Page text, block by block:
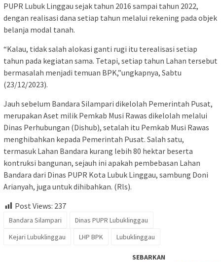
PUPR Lubuk Linggau sejak tahun 2016 sampai tahun 2022,
dengan realisasi dana setiap tahun melalui rekening pada objek
belanja modal tanah.
“Kalau, tidak salah alokasi ganti rugi itu terealisasi setiap
tahun pada kegiatan sama. Tetapi, setiap tahun Lahan tersebut
bermasalah menjadi temuan BPK,”ungkapnya, Sabtu
(23/12/2023).
Jauh sebelum Bandara Silampari dikelolah Pemerintah Pusat,
merupakan Aset milik Pemkab Musi Rawas dikelolah melalui
Dinas Perhubungan (Dishub), setalah itu Pemkab Musi Rawas
menghibahkan kepada Pemerintah Pusat. Salah satu,
termasuk Lahan Bandara kurang lebih 80 hektar beserta
kontruksi bangunan, sejauh ini apakah pembebasan Lahan
Bandara dari Dinas PUPR Kota Lubuk Linggau, sambung Doni
Arianyah, juga untuk dihibahkan. (Rls).
Post Views: 237
Bandara Silampari
Dinas PUPR Lubuklinggau
Kejari Lubuklinggau
LHP BPK Lubuklinggau
SEBARKAN